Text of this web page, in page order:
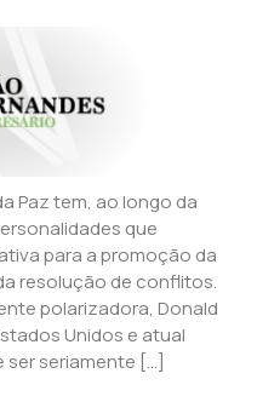
Paz tem, ao longo da
que
para a promoção da
resolução de conflitos.
polarizadora, Donald
Unidos e atual
seriamente […]